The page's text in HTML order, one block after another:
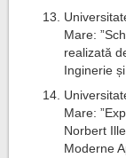
Mare:
realizată
Inginerie
Mare:
Norbert
Moderne